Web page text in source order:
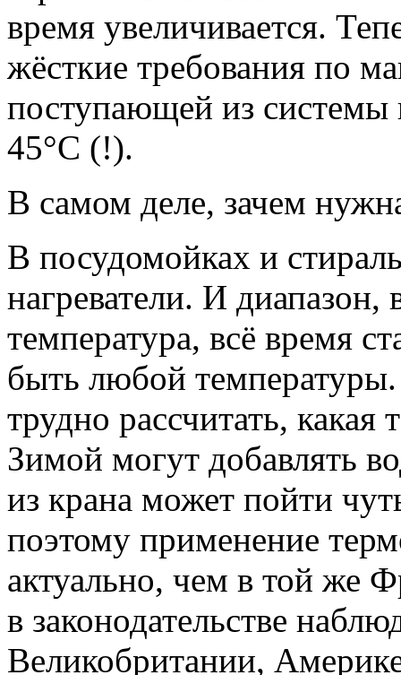
время увеличивается.
жёсткие требования по
поступающей из системы
45°С (!).
В самом деле, зачем
В посудомойках и
нагреватели. И диапазон,
температура, всё время
быть любой
трудно рассчитать, какая
Зимой могут добавлять
из крана может пойти
поэтому применение
актуально, чем в той же
в законодательстве
Великобритании,